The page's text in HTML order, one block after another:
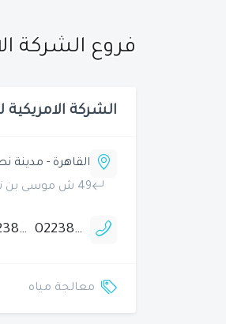
فروع الشركة
الشركة الامريكية
القاهرة - مدينة
49 ش موسى بن نصير الحى السابع
0223848269
0223848717
معالجة مياه